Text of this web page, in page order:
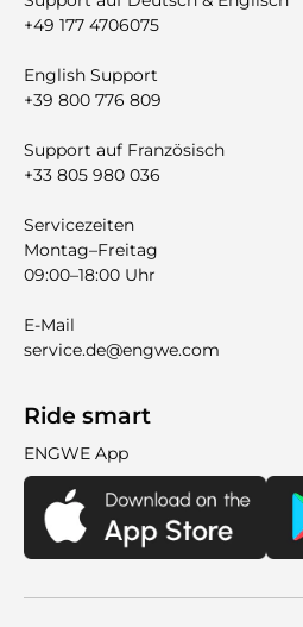
+49 177 4706075
English Support
+39 800 776 809
Support auf Französisch
+33 805 980 036
Servicezeiten
Montag–Freitag
09:00–18:00 Uhr
E-Mail
service.de@engwe.com
Ride smart
ENGWE App